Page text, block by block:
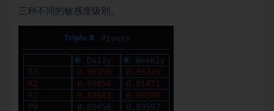
三种不同的敏感度级别。